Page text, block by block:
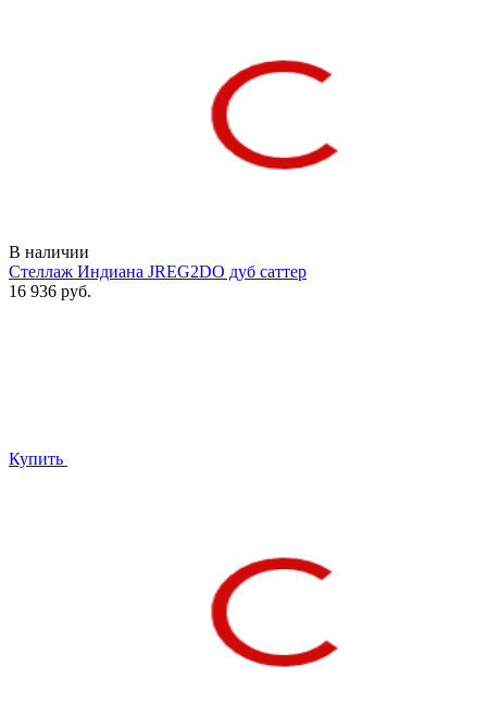
В наличии
Стеллаж Индиана JREG2DO дуб саттер
16 936 руб.
Купить